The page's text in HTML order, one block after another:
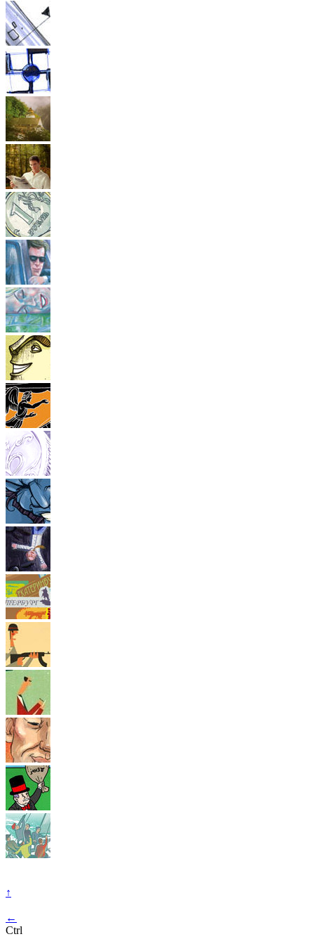
↑
←
Ctrl